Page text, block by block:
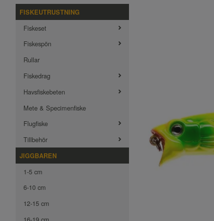
FISKEUTRUSTNING
Fiskeset
Fiskespön
Rullar
Fiskedrag
Havsfiskebeten
Mete & Specimenfiske
Flugfiske
Tillbehör
JIGGBAREN
1-5 cm
6-10 cm
12-15 cm